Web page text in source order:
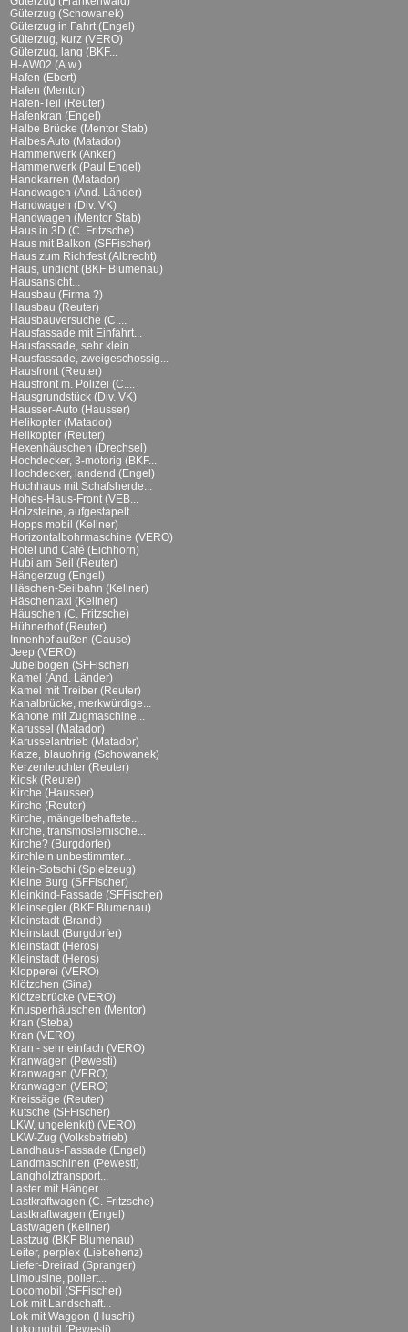
Güterzug (Schowanek)
Güterzug in Fahrt (Engel)
Güterzug, kurz (VERO)
Güterzug, lang (BKF...
H-AW02 (A.w.)
Hafen (Ebert)
Hafen (Mentor)
Hafen-Teil (Reuter)
Hafenkran (Engel)
Halbe Brücke (Mentor Stab)
Halbes Auto (Matador)
Hammerwerk (Anker)
Hammerwerk (Paul Engel)
Handkarren (Matador)
Handwagen (And. Länder)
Handwagen (Div. VK)
Handwagen (Mentor Stab)
Haus in 3D (C. Fritzsche)
Haus mit Balkon (SFFischer)
Haus zum Richtfest (Albrecht)
Haus, undicht (BKF Blumenau)
Hausansicht...
Hausbau (Firma ?)
Hausbau (Reuter)
Hausbauversuche (C....
Hausfassade mit Einfahrt...
Hausfassade, sehr klein...
Hausfassade, zweigeschossig...
Hausfront (Reuter)
Hausfront m. Polizei (C....
Hausgrundstück (Div. VK)
Hausser-Auto (Hausser)
Helikopter (Matador)
Helikopter (Reuter)
Hexenhäuschen (Drechsel)
Hochdecker, 3-motorig (BKF...
Hochdecker, landend (Engel)
Hochhaus mit Schafsherde...
Hohes-Haus-Front (VEB...
Holzsteine, aufgestapelt...
Hopps mobil (Kellner)
Horizontalbohrmaschine (VERO)
Hotel und Café (Eichhorn)
Hubi am Seil (Reuter)
Hängerzug (Engel)
Häschen-Seilbahn (Kellner)
Häschentaxi (Kellner)
Häuschen (C. Fritzsche)
Hühnerhof (Reuter)
Innenhof außen (Cause)
Jeep (VERO)
Jubelbogen (SFFischer)
Kamel (And. Länder)
Kamel mit Treiber (Reuter)
Kanalbrücke, merkwürdige...
Kanone mit Zugmaschine...
Karussel (Matador)
Karusselantrieb (Matador)
Katze, blauohrig (Schowanek)
Kerzenleuchter (Reuter)
Kiosk (Reuter)
Kirche (Hausser)
Kirche (Reuter)
Kirche, mängelbehaftete...
Kirche, transmoslemische...
Kirche? (Burgdorfer)
Kirchlein unbestimmter...
Klein-Sotschi (Spielzeug)
Kleine Burg (SFFischer)
Kleinkind-Fassade (SFFischer)
Kleinsegler (BKF Blumenau)
Kleinstadt (Brandt)
Kleinstadt (Burgdorfer)
Kleinstadt (Heros)
Kleinstadt (Heros)
Klopperei (VERO)
Klötzchen (Sina)
Klötzebrücke (VERO)
Knusperhäuschen (Mentor)
Kran (Steba)
Kran (VERO)
Kran - sehr einfach (VERO)
Kranwagen (Pewesti)
Kranwagen (VERO)
Kranwagen (VERO)
Kreissäge (Reuter)
Kutsche (SFFischer)
LKW, ungelenk(t) (VERO)
LKW-Zug (Volksbetrieb)
Landhaus-Fassade (Engel)
Landmaschinen (Pewesti)
Langholztransport...
Laster mit Hänger...
Lastkraftwagen (C. Fritzsche)
Lastkraftwagen (Engel)
Lastwagen (Kellner)
Lastzug (BKF Blumenau)
Leiter, perplex (Liebehenz)
Liefer-Dreirad (Spranger)
Limousine, poliert...
Locomobil (SFFischer)
Lok mit Landschaft...
Lok mit Waggon (Huschi)
Lokomobil (Pewesti)